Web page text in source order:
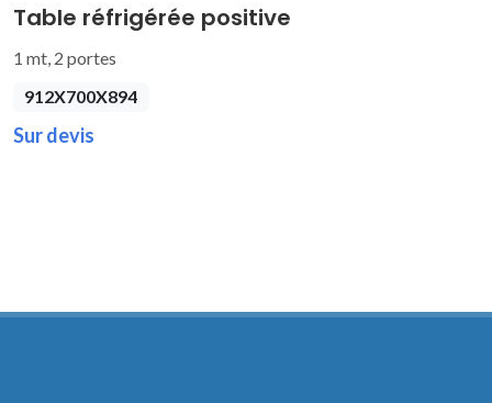
Table réfrigérée positive
1 mt, 2 portes
912X700X894
Sur devis